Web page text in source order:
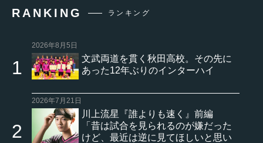
RANKING ランキング
2026年8月5日
文武両道を貫く秋田高校。その先に
あった12年ぶりのインターハイ
2026年7月21日
川上流星『誰よりも速く』前編
「昔は試合を見られるのが嫌だった
けど、最近は逆に見てほしいと思い